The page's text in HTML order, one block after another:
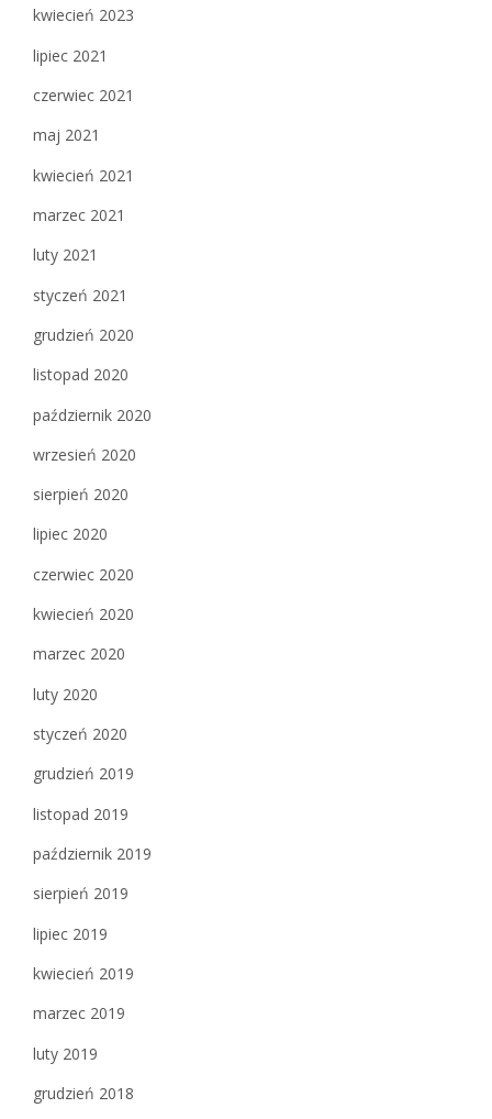
kwiecień 2023
lipiec 2021
czerwiec 2021
maj 2021
kwiecień 2021
marzec 2021
luty 2021
styczeń 2021
grudzień 2020
listopad 2020
październik 2020
wrzesień 2020
sierpień 2020
lipiec 2020
czerwiec 2020
kwiecień 2020
marzec 2020
luty 2020
styczeń 2020
grudzień 2019
listopad 2019
październik 2019
sierpień 2019
lipiec 2019
kwiecień 2019
marzec 2019
luty 2019
grudzień 2018